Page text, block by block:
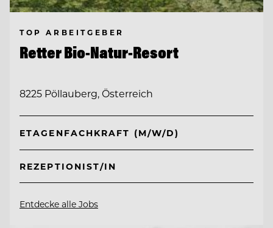
TOP ARBEITGEBER
Retter Bio-Natur-Resort
8225 Pöllauberg, Österreich
ETAGENFACHKRAFT (M/W/D)
REZEPTIONIST/IN
Entdecke alle Jobs